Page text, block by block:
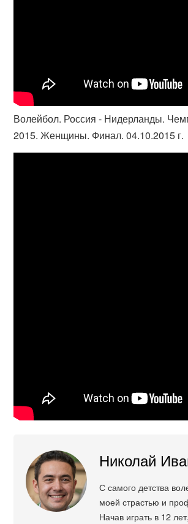
Волейбол. Россия - Нидерланды.
2015. Женщины. Финал. 04.10.2015 г.
Николай
С самого детства
моей страстью и
Начав играть в 12